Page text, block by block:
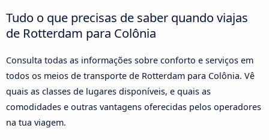
Tudo o que precisas de saber quando viajas
de Rotterdam para Colônia
Consulta todas as informações sobre conforto e serviços em
todos os meios de transporte de Rotterdam para Colônia. Vê
quais as classes de lugares disponíveis, e quais as
comodidades e outras vantagens oferecidas pelos operadores
na tua viagem.